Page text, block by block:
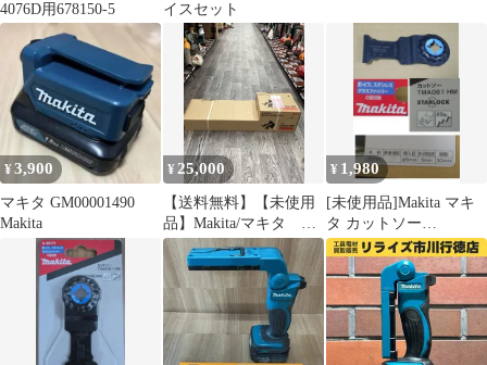
4076D用678150-5
イスセット
¥3,900
マキタ GM00001490
Makita
¥25,000
【送料無料】【未使用
品】Makita/マキタ
KR401MP カルチベー
タアタッチメント【ハ
ンズクラフト島根出
雲】
¥ 1,980
[未使用品]Makita マキ
タ カットソー
TMA061HM(バラ1枚)